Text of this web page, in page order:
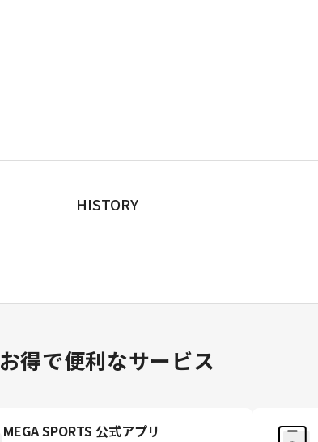
HISTORY
お得で便利なサービス
MEGA SPORTS 公式アプリ